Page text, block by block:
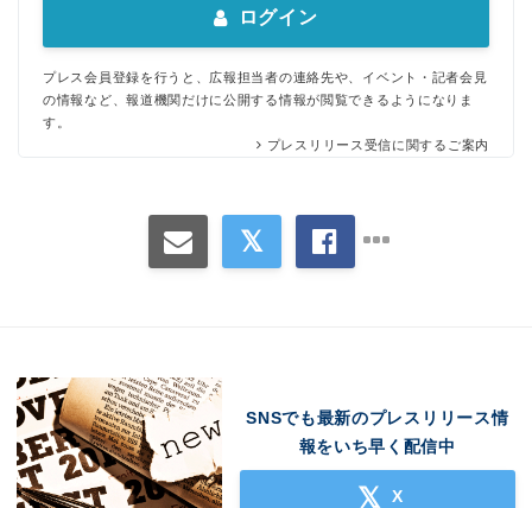
ログイン
プレス会員登録を行うと、広報担当者の連絡先や、イベント・記者会見
の情報など、報道機関だけに公開する情報が閲覧できるようになりま
す。
プレスリリース受信に関するご案内
SNSでも最新のプレスリリース情
報をいち早く配信中
X